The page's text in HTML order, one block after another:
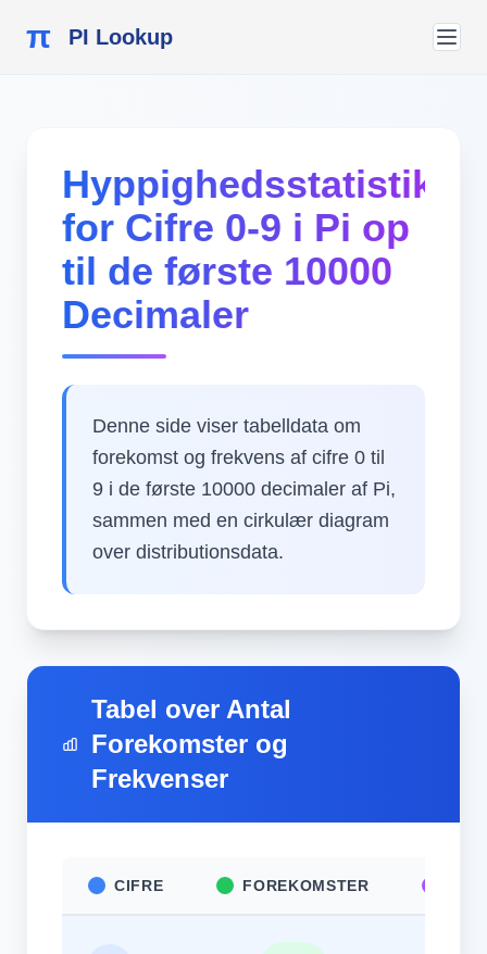
π PI Lookup
Hyppighedsstatistik
for Cifre 0-9 i Pi op
til de første 10000
Decimaler
Denne side viser tabelldata om
forekomst og frekvens af cifre 0 til
9 i de første 10000 decimaler af Pi,
sammen med en cirkulær diagram
over distributionsdata.
Tabel over Antal
Forekomster og
Frekvenser
CIFRE FOREKOMSTER